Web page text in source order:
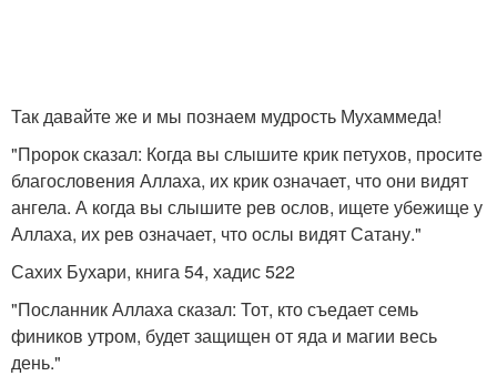
Так давайте же и мы познаем мудрость Мухаммеда!
"Пророк сказал: Когда вы слышите крик петухов, просите
благословения Аллаха, их крик означает, что они видят
ангела. А когда вы слышите рев ослов, ищете убежище у
Аллаха, их рев означает, что ослы видят Сатану."
Сахих Бухари, книга 54, хадис 522
"Посланник Аллаха сказал: Тот, кто съедает семь
фиников утром, будет защищен от яда и магии весь
день."